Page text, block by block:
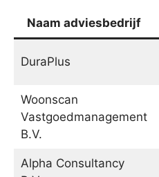
Naam adviesbedrijf
DuraPlus
Woonscan
Vastgoedmanagement
B.V.
Alpha Consultancy